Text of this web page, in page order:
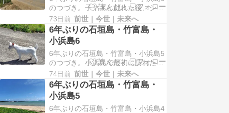
海人公園が隣接しており、マンタの
オブジェを屋根に配した展…
のつづき。子ヤギと戯れた後、シュ
ガーロードへ向かった。小浜島は
NHK朝ドラ2001年に放送された「ち
ゅらさん」の舞台になっており、ヒ
ロインの古波蔵恵理（愛称：エリ
ー）が幼少期を過ごしたのがこの島
という設定で、実際にロケで使われ
た家も現存している。…
73日前 前世｜今世｜未来へ
6年ぶりの石垣島・竹富島・
小浜島6
6年ぶりの石垣島・竹富島・小浜島5
のつづき。小浜島で最初に訪れたの
は、誰もいない貸し切り？状態の海
岸だった。陽射しもあり暑さはあっ
たが、波の音に癒されながら、心穏
やかなひとときを堪能した。海岸を
後にし、次なる目的地に向かう道の
74日前 前世｜今世｜未来へ
6年ぶりの石垣島・竹富島・
小浜島5
6年ぶりの石垣島・竹富島・小浜島4